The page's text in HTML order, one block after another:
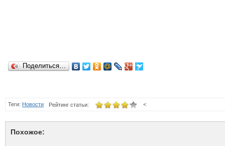
Поделиться…
Теги: Новости <
Рейтинг статьи:
Похожое: